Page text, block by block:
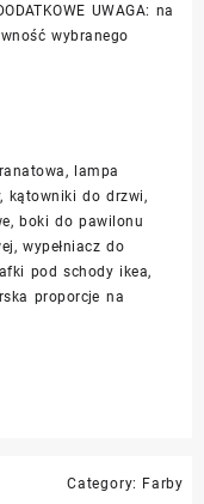
UWAGA: na
wybranego
lampa
kątowniki do drzwi,
boki do pawilonu
wypełniacz do
pod schody ikea,
proporcje na
Category: Farby